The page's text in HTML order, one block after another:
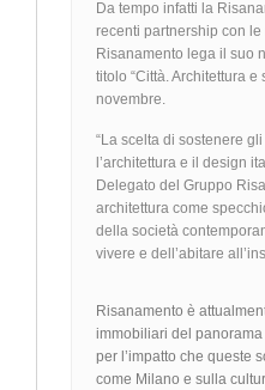
Da tempo infatti la
recenti partnership con
Risanamento lega il suo
titolo “Città. Architettura
novembre.
“La scelta di sostenere
l’architettura e il design
Delegato del Gruppo
architettura come
della società
vivere e dell’abitare
Risanamento è
immobiliari del
per l’impatto che queste
come Milano e sulla